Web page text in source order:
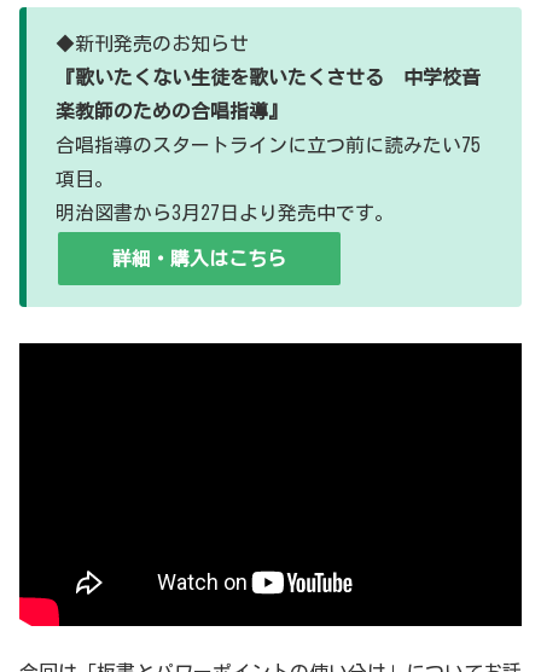
◆新刊発売のお知らせ
『歌いたくない生徒を歌いたくさせる 中学校音
楽教師のための合唱指導』
合唱指導のスタートラインに立つ前に読みたい75
項目。
明治図書から3月27日より発売中です。
詳細・購入はこちら